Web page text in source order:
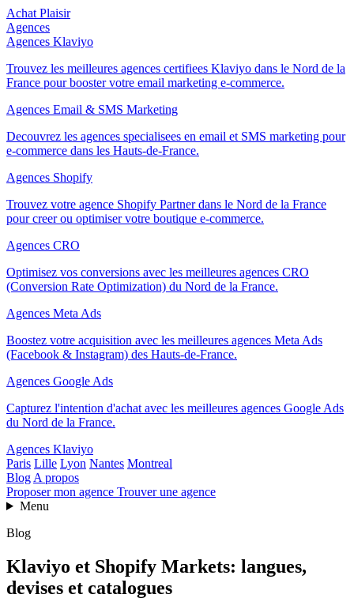
Achat Plaisir
Agences
Agences Klaviyo
Trouvez les meilleures agences certifiees Klaviyo dans le Nord de la
France pour booster votre email marketing e-commerce.
Agences Email & SMS Marketing
Decouvrez les agences specialisees en email et SMS marketing pour
e-commerce dans les Hauts-de-France.
Agences Shopify
Trouvez votre agence Shopify Partner dans le Nord de la France
pour creer ou optimiser votre boutique e-commerce.
Agences CRO
Optimisez vos conversions avec les meilleures agences CRO
(Conversion Rate Optimization) du Nord de la France.
Agences Meta Ads
Boostez votre acquisition avec les meilleures agences Meta Ads
(Facebook & Instagram) des Hauts-de-France.
Agences Google Ads
Capturez l'intention d'achat avec les meilleures agences Google Ads
du Nord de la France.
Agences Klaviyo
Paris Lille Lyon Nantes Montreal
Blog A propos
Proposer mon agence Trouver une agence
Menu
Blog
Klaviyo et Shopify Markets: langues,
devises et catalogues